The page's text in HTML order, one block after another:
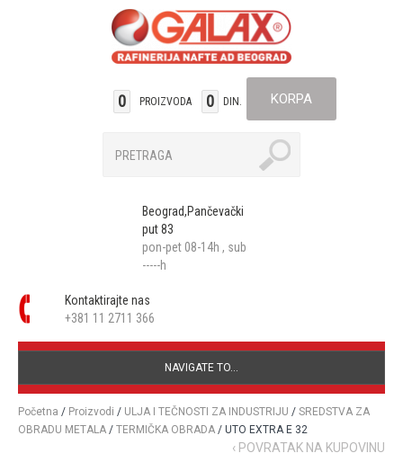
0 PROIZVODA 0 DIN. KORPA
Beograd,Pančevački
put 83
pon-pet 08-14h , sub
-----h
Kontaktirajte nas
+381 11 2711 366
NAVIGATE TO...
Početna / Proizvodi / ULJA I TEČNOSTI ZA INDUSTRIJU / SREDSTVA ZA
OBRADU METALA / TERMIČKA OBRADA / UTO EXTRA E 32
‹ POVRATAK NA KUPOVINU